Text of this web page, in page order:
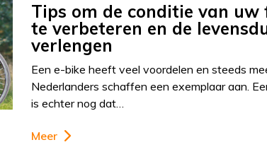
Tips om de conditie van uw
te verbeteren en de
verlengen
Een e-bike heeft veel voordelen en steeds
Nederlanders schaffen een exemplaar aan.
is echter nog dat…
Meer